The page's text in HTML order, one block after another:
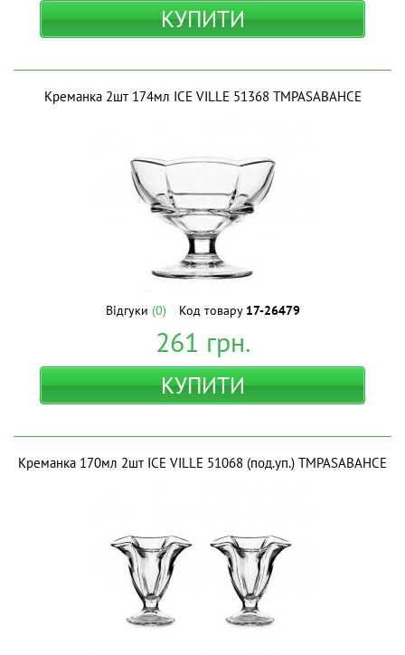
КУПИТИ
Креманка 2шт 174мл ICE VILLE 51368 ТМPASABAHCE
Відгуки (0) Код товару 17-26479
261 грн.
КУПИТИ
Креманка 170мл 2шт ICE VILLE 51068 (под.уп.) ТМPASABAHCE